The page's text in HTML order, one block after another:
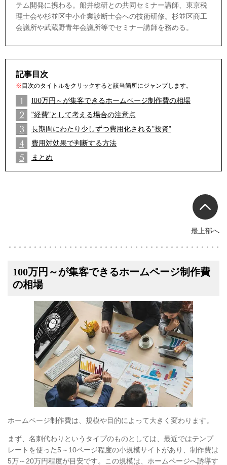
テム開発に携わる。船井総研との共同セミナー講師、東京税
理士会や杉並区中小企業診断士会への技術研修。杉並区商工
会議所や武蔵野青年会議所等でセミナー講師を務める。
記事目次
※ 目次のタイトルをクリックすると該当箇所にジャンプします。
1 100万円～が集客できるホームページ制作費の相場
2
2
"経費"として考える場合の注意点
3
2
長期間にわたり少しずつ費用化される"投資"
4
2
費用対効果で判断する方法
5
2
まとめ
最上部へ
100万円～が集客できるホームページ制作費
の相場
ホームページ制作費は、規模や目的によって大きく変わります。
まず、名刺代わりというタイプのものとしては、最近ではテンプ
レートを使った5～10ページ程度の小規模サイトがあり、制作費は
5万～20万円程度が目安です。この規模は、ホームページへ誘導す